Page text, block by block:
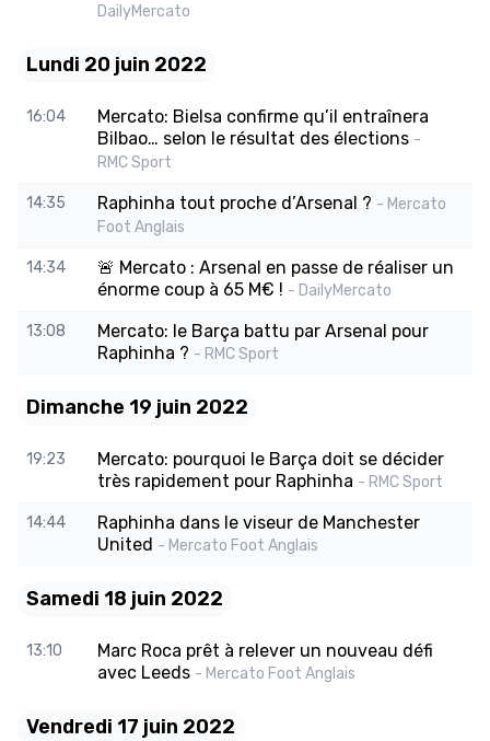
DailyMercato
Lundi 20 juin 2022
16:04
Mercato: Bielsa confirme qu’il entraînera
Bilbao… selon le résultat des élections -
RMC Sport
14:35 Raphinha tout proche d’Arsenal ? - Mercato
Foot Anglais
14:34
🚨 Mercato : Arsenal en passe de réaliser un
énorme coup à 65 M€ ! - DailyMercato
13:08
Mercato: le Barça battu par Arsenal pour
Raphinha ? - RMC Sport
Dimanche 19 juin 2022
19:23
Mercato: pourquoi le Barça doit se décider
très rapidement pour Raphinha - RMC Sport
14:44
Raphinha dans le viseur de Manchester
United - Mercato Foot Anglais
Samedi 18 juin 2022
13:10
Marc Roca prêt à relever un nouveau défi
avec Leeds - Mercato Foot Anglais
Vendredi 17 juin 2022